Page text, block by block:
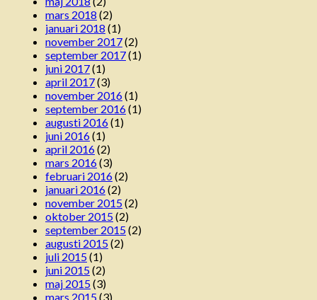
mars 2018 (2)
januari 2018 (1)
november 2017(2)
september 2017(1)
juni 2017(1)
april 2017(3)
november 2016(1)
september 2016(1)
augusti 2016(1)
juni 2016(1)
april 2016(2)
mars 2016(3)
februari 2016(2)
januari 2016(2)
november 2015(2)
oktober 2015(2)
september 2015(2)
augusti 2015(2)
juli 2015(1)
juni 2015(2)
maj 2015(3)
mars 2015(3)